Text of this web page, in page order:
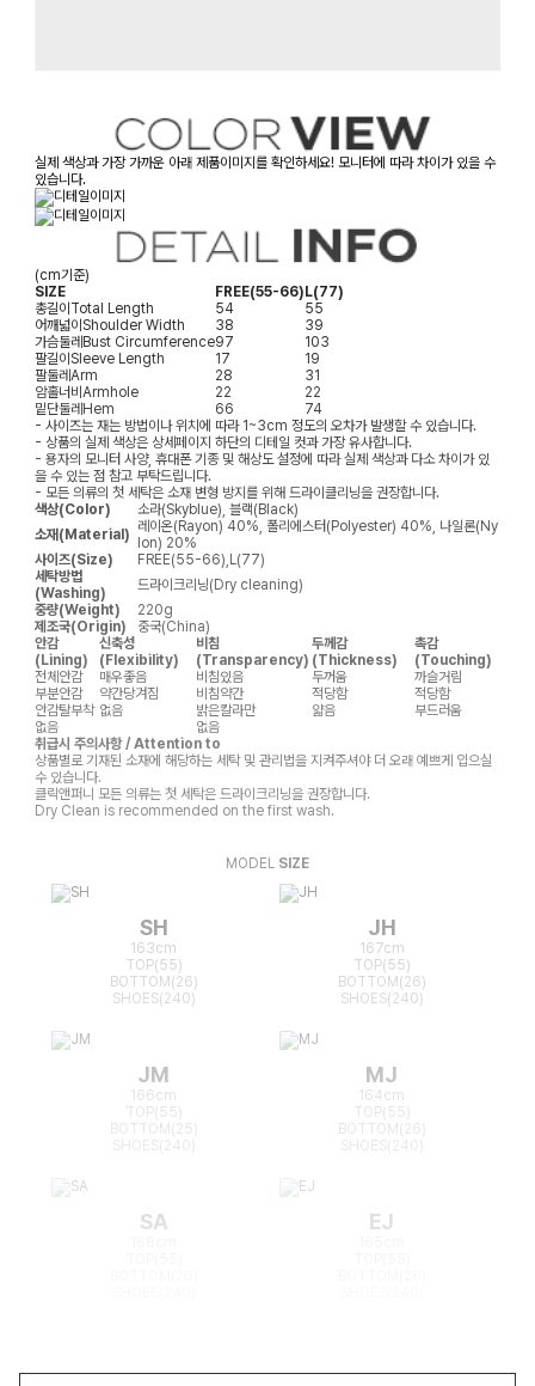
실제 색상과 가장 가까운 아래 제품이미지를 확인하세요! 모니터에 따라 차이가 있을 수
있습니다.
(cm기준)
SIZE
FREE(55-66) L(77)
총길이 Total Length 54
55
어깨넓이 Shoulder Width 38
39
가슴둘레 Bust Circumference97
103
팔길이 Sleeve Length 17
19
팔둘레 Arm 28
31
암홀너비 Armhole 22
22
밑단둘레 Hem 66
74
- 사이즈는 재는 방법이나 위치에 따라 1~3cm 정도의 오차가 발생할 수 있습니다.
- 상품의 실제 색상은 상세페이지 하단의 디테일 컷과 가장 유사합니다.
- 용자의 모니터 사양, 휴대폰 기종 및 해상도 설정에 따라 실제 색상과 다소 차이가 있
을 수 있는 점 참고 부탁드립니다.
- 모든 의류의 첫 세탁은 소재 변형 방지를 위해 드라이클리닝을 권장합니다.
색상(Color)
소라(Skyblue), 블랙(Black)
소재(Material) 레이온(Rayon) 40%, 폴리에스터(Polyester) 40%, 나일론(Ny
lon) 20%
사이즈(Size)
FREE(55-66),L(77)
세탁방법
(Washing)
드라이크리닝(Dry cleaning)
중량(Weight)
220g
제조국(Origin)
중국(China)
안감
(Lining)
신축성
(Flexibility)
비침
(Transparency)
두께감
(Thickness)
촉감
(Touching)
전체안감
매우좋음 비침있음 두꺼움
까슬거림
부분안감
약간당겨짐 비침약간 적당함
적당함
안감탈부착 없음 밝은칼라만 얇음
부드러움
없음
없음
취급시 주의사항 / Attention to
상품별로 기재된 소재에 해당하는 세탁 및 관리법을 지켜주셔야 더 오래 예쁘게 입으실
수 있습니다.
클릭앤퍼니 모든 의류는 첫 세탁은 드라이크리닝을 권장합니다.
Dry Clean is recommended on the first wash.
MODEL SIZE
SH
163cm
TOP(55)
BOTTOM(26)
SHOES(240)
JH
167cm
TOP(55)
BOTTOM(26)
SHOES(240)
JM
166cm
TOP(55)
BOTTOM(25)
MJ
164cm
TOP(55)
BOTTOM(26)
SA EJ